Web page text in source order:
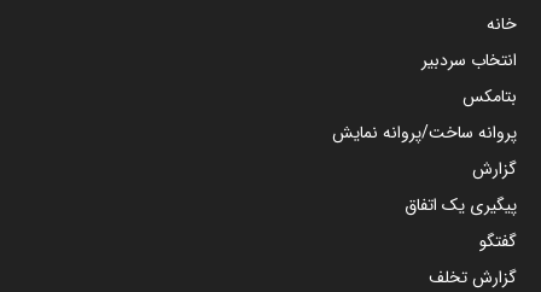
خانه
انتخاب سردبیر
بتامکس
پروانه ساخت/پروانه نمایش
گزارش
پیگیری یک اتفاق
گفتگو
گزارش تخلف